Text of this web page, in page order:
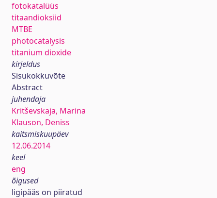
fotokatalüüs
titaandioksiid
MTBE
photocatalysis
titanium dioxide
kirjeldus
Sisukokkuvõte
Abstract
juhendaja
Kritševskaja, Marina
Klauson, Deniss
kaitsmiskuupäev
12.06.2014
keel
eng
õigused
ligipääs on piiratud